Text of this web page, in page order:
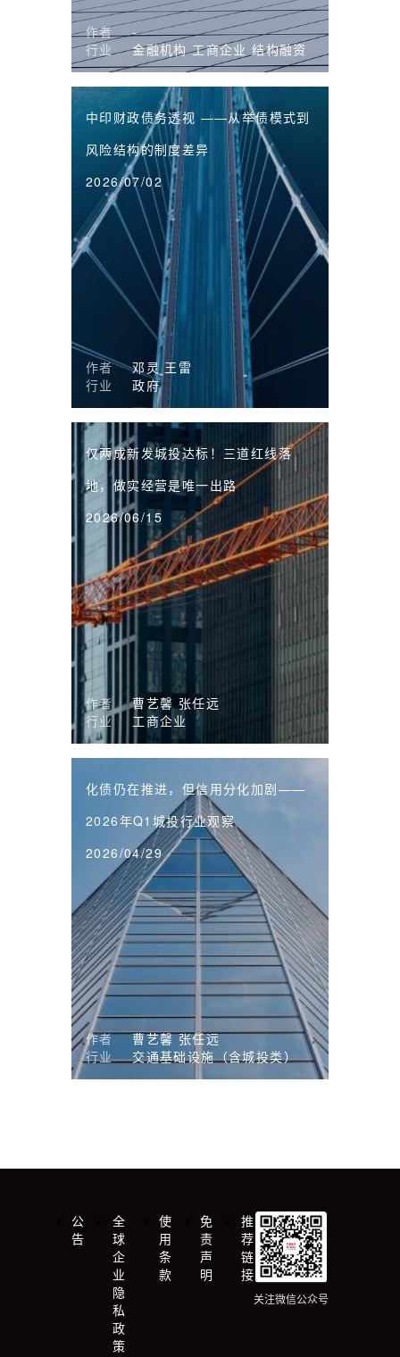
作者
-
行业
金融机构 工商企业 结构融资
中印财政债务透视 ——从举债模式到
风险结构的制度差异
2026/07/02
作者 邓灵 王雷
行业
政府
仅两成新发城投达标！三道红线落
地，做实经营是唯一出路
2026/06/15
作者 曹艺馨 张任远
行业
工商企业
化债仍在推进，但信用分化加剧——
2026年Q1城投行业观察
2026/04/29
作者 曹艺馨 张任远
行业
交通基础设施（含城投类）
公
告
全
球
企
业
隐
私
政
策
使
用
条
款
免
责
声
明
推
荐
链
接
关注微信公众号